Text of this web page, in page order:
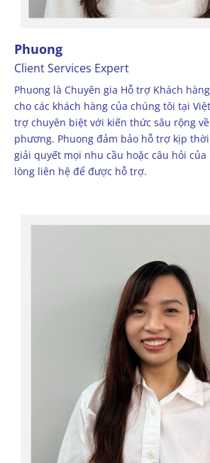
Phuong
Client Services Expert
Phuong là Chuyên gia Hỗ trợ Khách
cho các khách hàng của chúng tôi tại
trợ chuyên biệt với kiến thức sâu rộng
phương. Phuong đảm bảo hỗ trợ kịp
giải quyết mọi nhu cầu hoặc câu hỏi của
lòng liên hệ để được hỗ trợ.